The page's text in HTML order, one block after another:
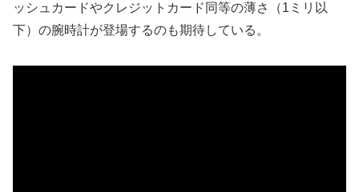
ッシュカードやクレジットカード同等の薄さ（1ミリ以
下）の腕時計が登場するのも期待している。